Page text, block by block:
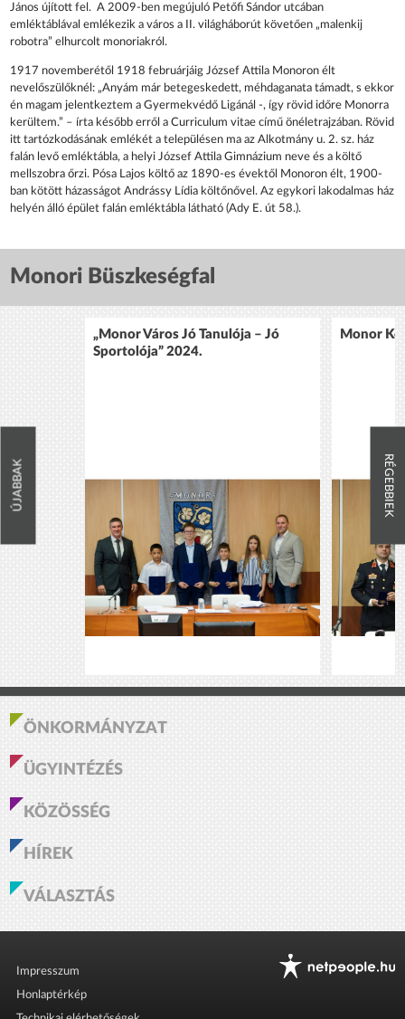
János újított fel. A 2009-ben megújuló Petőfi Sándor utcában
emléktáblával emlékezik a város a II. világháborút követően „malenkij
robotra” elhurcolt monoriakról.
1917 novemberétől 1918 februárjáig József Attila Monoron élt
nevelőszülőknél: „Anyám már betegeskedett, méhdaganata támadt, s ekkor
én magam jelentkeztem a Gyermekvédő Ligánál -, így rövid időre Monorra
kerültem.” – írta később erről a Curriculum vitae című önéletrajzában. Rövid
itt tartózkodásának emlékét a településen ma az Alkotmány u. 2. sz. ház
falán levő emléktábla, a helyi József Attila Gimnázium neve és a költő
mellszobra őrzi. Pósa Lajos költő az 1890-es évektől Monoron élt, 1900-
ban kötött házasságot Andrássy Lídia költőnővel. Az egykori lakodalmas ház
helyén álló épület falán emléktábla látható (Ady E. út 58.).
Monori Büszkeségfal
ÚJABBAK
„Monor Város Jó Tanulója – Jó
Sportolója” 2024.
Monor
RÉGEBBIEK
ÖNKORMÁNYZAT
ÜGYINTÉZÉS
KÖZÖSSÉG
HÍREK
VÁLASZTÁS
Impresszum
Honlaptérkép